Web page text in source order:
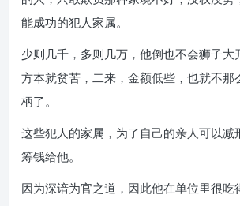
能成功的犯人家属。
少则几千，多则几万，他倒也不会狮子大
方本就贫苦，二来，金额低些，也就不那
柄了。
这些犯人的家属，为了自己的亲人可以减
筹钱给他。
因为深谙为官之道，因此他在单位里很吃